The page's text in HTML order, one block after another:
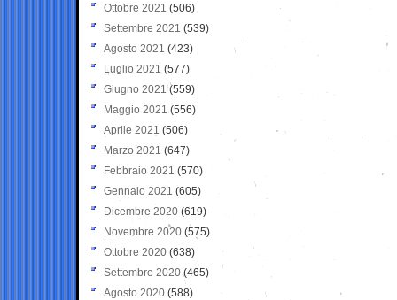
Ottobre 2021 (506)
Settembre 2021 (539)
Agosto 2021 (423)
Luglio 2021 (577)
Giugno 2021(559)
Maggio 2021 (556)
Aprile 2021 (506)
Marzo 2021 (647)
Febbraio 2021 (570)
Gennaio 2021 (605)
Dicembre 2020 (619)
Novembre 2020 (575)
Ottobre 2020 (638)
Settembre 2020(465)
Agosto 2020 (588)